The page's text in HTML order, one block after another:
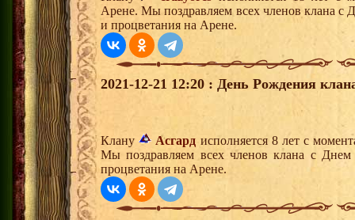
Арене. Мы поздравляем всех членов клана с
и процветания на Арене.
2021-12-21 12:20 : День Рождения
Клану Асгард исполняется 8 лет с
Мы поздравляем всех членов клана с
процветания на Арене.